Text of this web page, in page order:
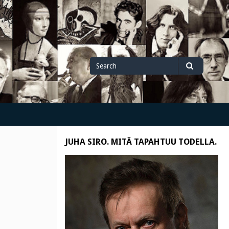
Search
for
Search
JUHA SIRO. MITÄ TAPAHTUU TODELLA.